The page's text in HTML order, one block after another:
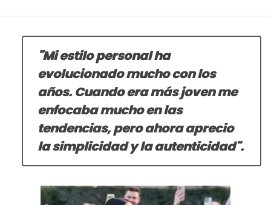
"Mi estilo personal ha
evolucionado mucho con los
años. Cuando era más joven me
enfocaba mucho en las
tendencias, pero ahora aprecio
la simplicidad y la autenticidad".